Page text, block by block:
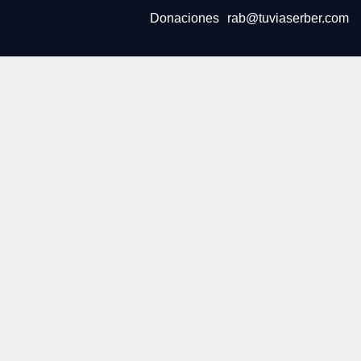
Donaciones rab@tuviaserber.com